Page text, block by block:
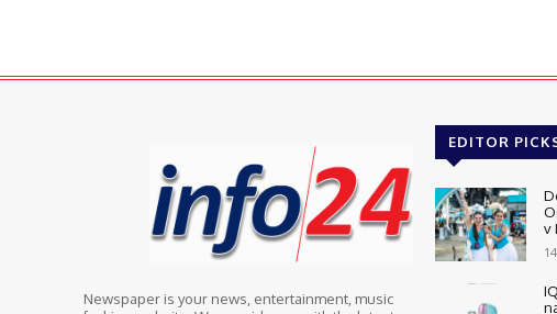
Newspaper is your news, entertainment, music
EDITOR
v